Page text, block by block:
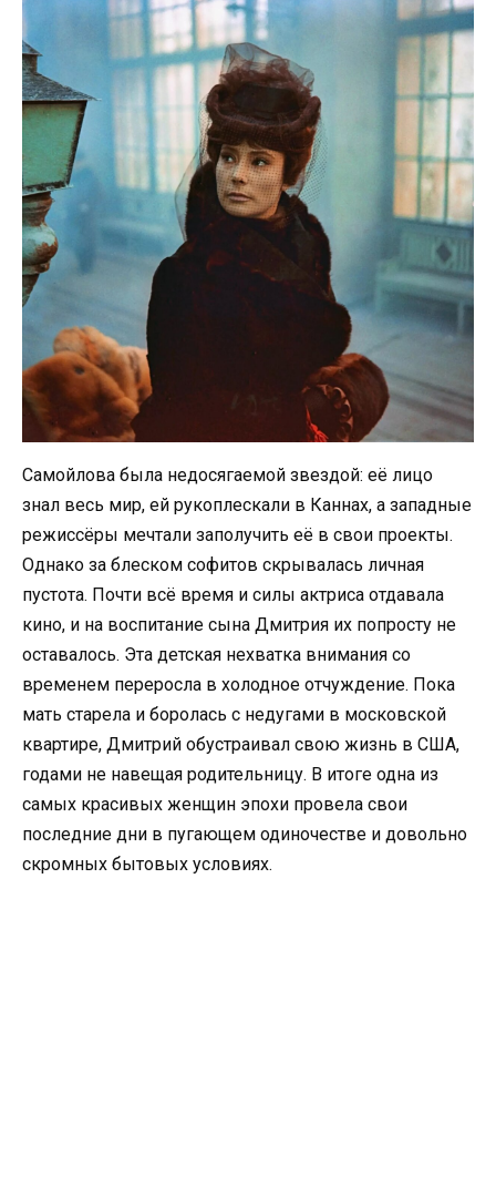
Самойлова была недосягаемой звездой: её лицо
знал весь мир, ей рукоплескали в Каннах, а западные
режиссёры мечтали заполучить её в свои проекты.
Однако за блеском софитов скрывалась личная
пустота. Почти всё время и силы актриса отдавала
кино, и на воспитание сына Дмитрия их попросту не
оставалось. Эта детская нехватка внимания со
временем переросла в холодное отчуждение. Пока
мать старела и боролась с недугами в московской
квартире, Дмитрий обустраивал свою жизнь в США,
годами не навещая родительницу. В итоге одна из
самых красивых женщин эпохи провела свои
последние дни в пугающем одиночестве и довольно
скромных бытовых условиях.